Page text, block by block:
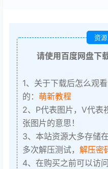
资
请使用百度网盘下
1、关于下载后怎么观
的： 萌新教程
2、P代表图片，V代表
张图片的意思！
3、本站资源大多存储在
多次解压测试， 解压密
4、在购买之前可以访